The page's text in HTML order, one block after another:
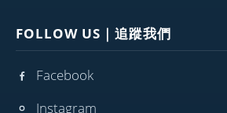
FOLLOW US｜追蹤我們
Facebook
Instagram